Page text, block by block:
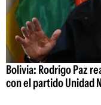
Bolivia: Rodrigo Paz
con el partido Unidad